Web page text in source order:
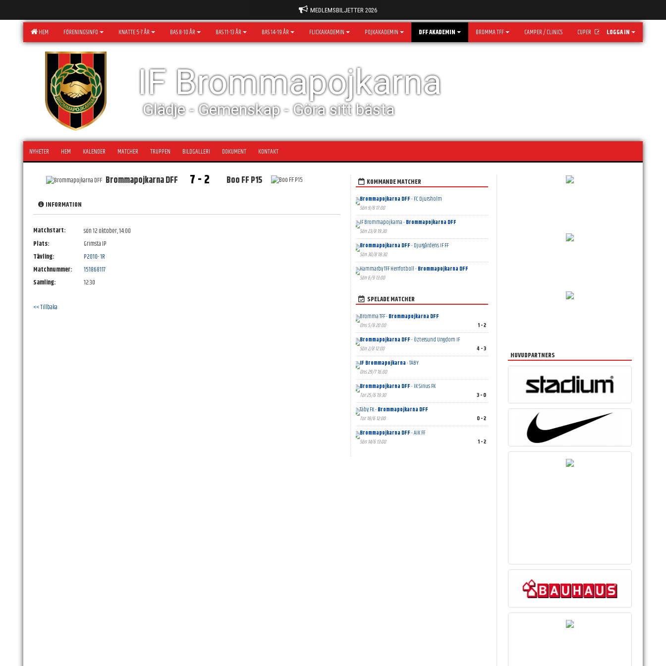
MEDLEMSBILJETTER 2026
HEM FÖRENINGSINFO KNATTE 5-7 ÅR BAS 8-10 ÅR BAS 11-13 ÅR BAS 14-19 ÅR FLICKAKADEMIN POJKAKADEMIN DFF AKADEMIN BROMMA TFF CAMPER / CLINICS CUPER LOGGA IN
IF Brommapojkarna
Glädje - Gemenskap - Göra sitt bästa
NYHETER HEM KALENDER MATCHER TRUPPEN BILDGALLERI DOKUMENT KONTAKT
Brommapojkarna DFF 7 - 2 Boo FF P15
INFORMATION
Matchstart:
sön 12 oktober, 14:00
Plats:
Grimsta IP
Tävling:
P2010- 1R
Matchnummer:
151868117
Samling:
12:30
<< Tillbaka
KOMMANDE MATCHER
Brommapojkarna DFF- FC Djursholm
Sön 9/8 17:00
IF Brommapojkarna -Brommapojkarna DFF
Sön 23/8 19:30
Brommapojkarna DFF- Djurgårdens IF FF
Sön 30/8 18:30
Hammarby TFF Herrfotboll -Brommapojkarna DFF
Sön 6/9 13:00
SPELADE MATCHER
Bromma TFF -Brommapojkarna DFF
Ons 5/8 20:00
1 - 2
Brommapojkarna DFF- Öztersund Ungdom IF
Sön 2/8 12:00
4 - 3
IF Brommapojkarna- TÄBY
Ons 29/7 16:00
Brommapojkarna DFF- IK Sirius FK
Tor 25/6 19:30
3 - 0
Täby FK -Brommapojkarna DFF
Tor 18/6 12:00
0 - 2
Brommapojkarna DFF- AIK FF
Sön 14/6 13:00
1 - 2
HUVUDPARTNERS